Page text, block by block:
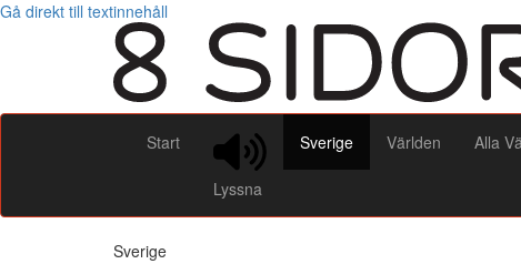
Gå direkt till textinnehåll
Start
Lyssna
Sverige Världen Alla
Sverige